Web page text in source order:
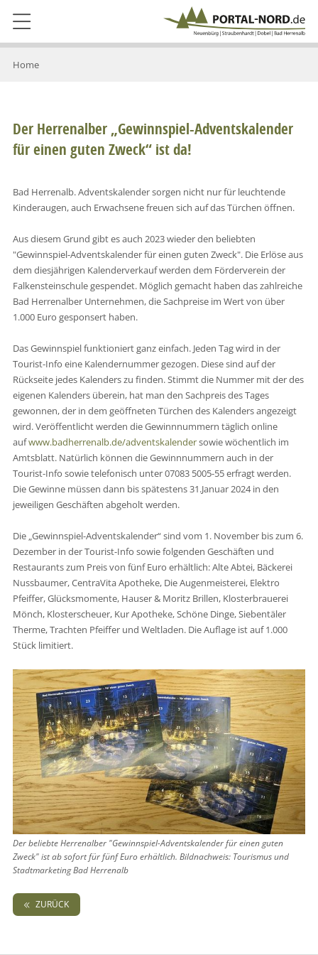
Home
Der Herrenalber „Gewinnspiel-Adventskalender
für einen guten Zweck“ ist da!
Bad Herrenalb. Adventskalender sorgen nicht nur für leuchtende
Kinderaugen, auch Erwachsene freuen sich auf das Türchen öffnen.
Aus diesem Grund gibt es auch 2023 wieder den beliebten
"Gewinnspiel-Adventskalender für einen guten Zweck". Die Erlöse aus
dem diesjährigen Kalenderverkauf werden dem Förderverein der
Falkensteinschule gespendet. Möglich gemacht haben das zahlreiche
Bad Herrenalber Unternehmen, die Sachpreise im Wert von über
1.000 Euro gesponsert haben.
Das Gewinnspiel funktioniert ganz einfach. Jeden Tag wird in der
Tourist-Info eine Kalendernummer gezogen. Diese sind auf der
Rückseite jedes Kalenders zu finden. Stimmt die Nummer mit der des
eigenen Kalenders überein, hat man den Sachpreis des Tages
gewonnen, der in dem geöffneten Türchen des Kalenders angezeigt
wird. Veröffentlicht werden die Gewinnnummern täglich online
aufwww.badherrenalb.de/adventskalendersowie wöchentlich im
Amtsblatt. Natürlich können die Gewinnnummern auch in der
Tourist-Info sowie telefonisch unter 07083 5005-55 erfragt werden.
Die Gewinne müssen dann bis spätestens 31.Januar 2024 in den
jeweiligen Geschäften abgeholt werden.
Die „Gewinnspiel-Adventskalender“ sind vom 1. November bis zum 6.
Dezember in der Tourist-Info sowie folgenden Geschäften und
Restaurants zum Preis von fünf Euro erhältlich: Alte Abtei, Bäckerei
Nussbaumer, CentraVita Apotheke, Die Augenmeisterei, Elektro
Pfeiffer, Glücksmomente, Hauser & Moritz Brillen, Klosterbrauerei
Mönch, Klosterscheuer, Kur Apotheke, Schöne Dinge, Siebentäler
Therme, Trachten Pfeiffer und Weltladen. Die Auflage ist auf 1.000
Stück limitiert.
Der beliebte Herrenalber "Gewinnspiel-Adventskalender für einen guten
Zweck" ist ab sofort für fünf Euro erhältlich. Bildnachweis: Tourismus und
Stadtmarketing Bad Herrenalb
ZURÜCK